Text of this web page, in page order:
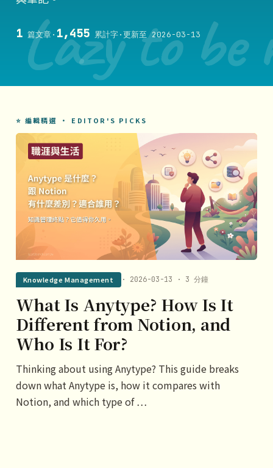
Lazy to be
1篇文章· 1,455累計字·更新至 2026-03-13
⭐ 編輯精選 · EDITOR'S PICKS
Knowledge Management · 2026-03-13 · 3 分鐘
What Is Anytype? How Is It
Different from Notion, and
Who Is It For?
Thinking about using Anytype? This guide breaks
down what Anytype is, how it compares with
Notion, and which type of …